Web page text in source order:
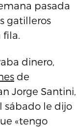
pasada
gatilleros
fila.
dinero,
de
Jorge Santini,
sábado le dijo
«tengo